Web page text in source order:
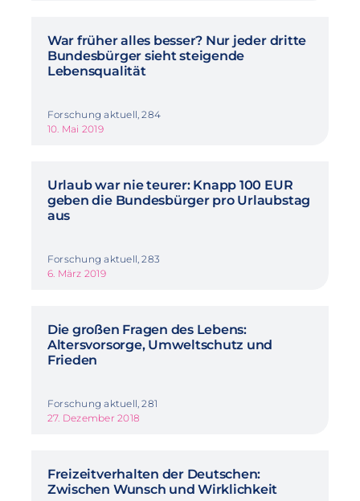
War früher alles besser? Nur jeder dritte
Bundesbürger sieht steigende
Lebensqualität
Forschung aktuell, 284
10. Mai 2019
Urlaub war nie teurer: Knapp 100 EUR
geben die Bundesbürger pro Urlaubstag
aus
Forschung aktuell, 283
6. März 2019
Die großen Fragen des Lebens:
Altersvorsorge, Umweltschutz und
Frieden
Forschung aktuell, 281
27. Dezember 2018
Freizeitverhalten der Deutschen:
Zwischen Wunsch und Wirklichkeit